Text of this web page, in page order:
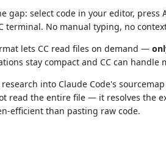
gap: select code in your editor, press
terminal. No manual typing, no
lets CC read files on demand —
stay compact and CC can handle
into Claude Code's
read the entire file — it resolves the
efficient than pasting raw code.